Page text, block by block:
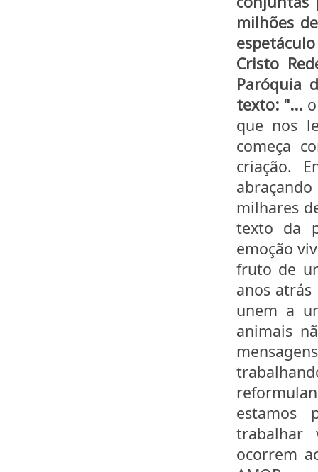
milhões
Cristo
Paróquia
texto: "...
que nos
começa
criação.
milhares
texto da
emoção
fruto de
anos
unem a
animais
estamos
trabalhar
ocorrem